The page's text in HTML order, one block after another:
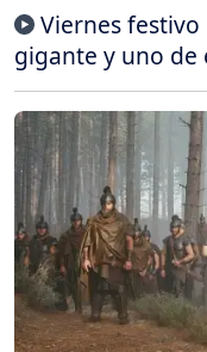
Viernes
gigante y uno de